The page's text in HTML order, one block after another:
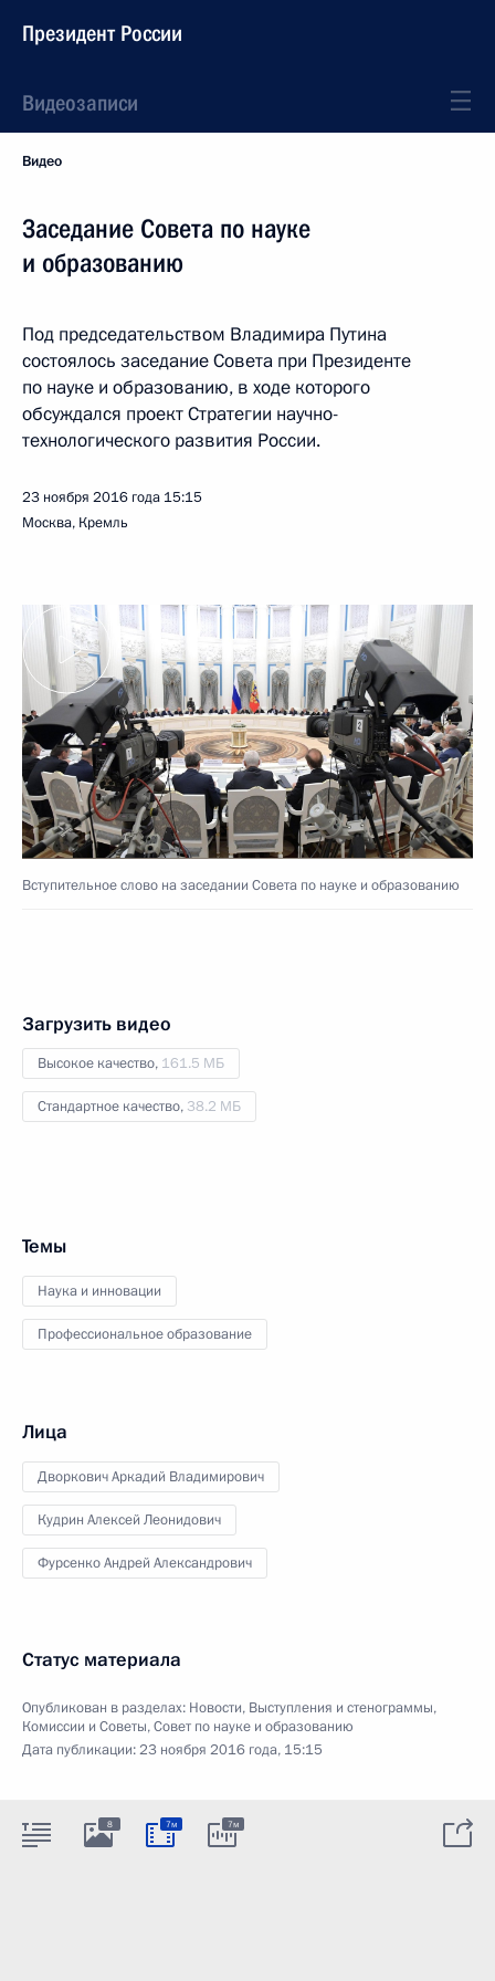
Президент России
Видеозаписи
Видео
Заседание Совета по науке
и образованию
Под председательством Владимира Путина
состоялось заседание Совета при Президенте
по науке и образованию, в ходе которого
обсуждался проект Стратегии научно-
технологического развития России.
23 ноября 2016 года 15:15
Москва, Кремль
Вступительное слово на заседании Совета по науке и образованию
Загрузить видео
Высокое качество, 161.5 МБ
Стандартное качество, 38.2 МБ
Темы
Наука и инновации
Профессиональное образование
Лица
Дворкович Аркадий Владимирович
Кудрин Алексей Леонидович
Фурсенко Андрей Александрович
Статус материала
Опубликован в разделах: Новости, Выступления и стенограммы,
Комиссии и Советы,Совет по науке и образованию
Дата публикации:23 ноября 2016 года, 15:15
8 7м 7м